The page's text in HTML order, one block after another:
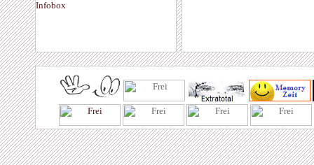
Infobox